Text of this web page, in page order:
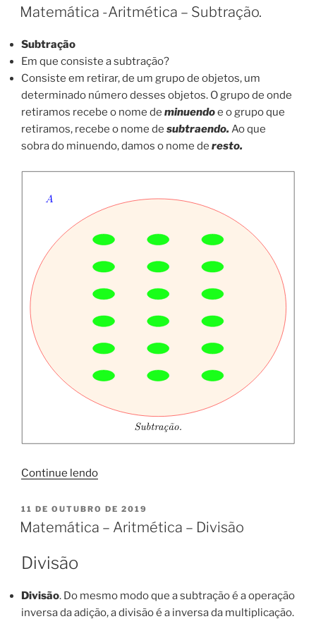
EM
Matemática -Aritmética – Subtração.
Subtração
Em que consiste a subtração?
Consiste em retirar, de um grupo de objetos, um
determinado número desses objetos. O grupo de onde
retiramos recebe o nome de minuendoe o grupo que
retiramos, recebe o nome de subtraendo. Ao que
sobra do minuendo, damos o nome de resto.
Continue lendo“Matemática
Aritmética
–
PUBLICADO
EM
11 DE OUTUBRO DE 2019
Matemática – Aritmética – Divisão
Divisão
Divisão. Do mesmo modo que a subtração é a operação
inversa da adição, a divisão é a inversa da multiplicação.